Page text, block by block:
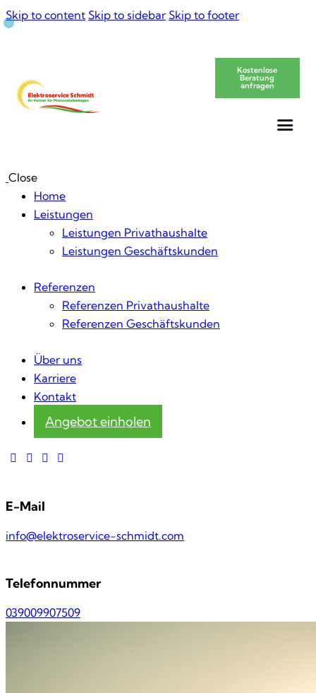
Skip to content Skip to sidebar Skip to footer
Kostenlose
Beratung
anfragen
Close
Home
Leistungen
Leistungen Privathaushalte
Leistungen Geschäftskunden
Referenzen
Referenzen Privathaushalte
Referenzen Geschäftskunden
Über uns
Karriere
Kontakt
Angebot einholen
E-Mail
info@elektroservice-schmidt.com
Telefonnummer
039009907509